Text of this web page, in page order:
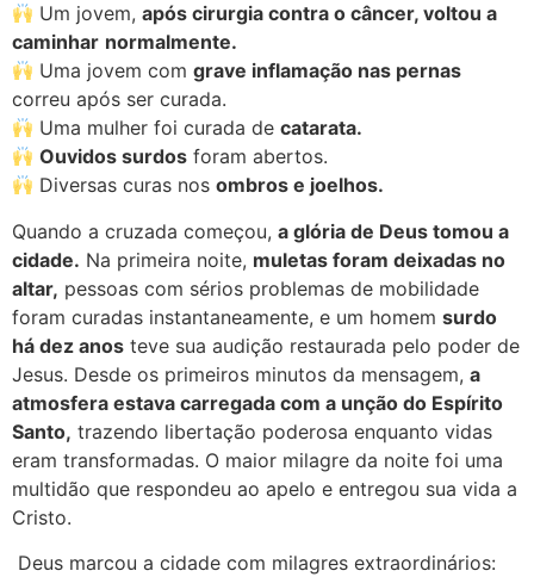
Um jovem,após cirurgia contra o câncer, voltou a
caminhar normalmente.
Uma jovem comgrave inflamação nas pernas
correu após ser curada.
Uma mulher foi curada decatarata.
Ouvidos surdos foram abertos.
Diversas curas nosombros e joelhos.
Quando a cruzada começou, a glória de Deus tomou a
cidade. Na primeira noite, muletas foram deixadas no
altar, pessoas com sérios problemas de mobilidade
foram curadas instantaneamente, e um homem surdo
há dez anos teve sua audição restaurada pelo poder de
Jesus. Desde os primeiros minutos da mensagem, a
atmosfera estava carregada com a unção do Espírito
Santo, trazendo libertação poderosa enquanto vidas
eram transformadas. O maior milagre da noite foi uma
multidão que respondeu ao apelo e entregou sua vida a
Cristo.
Deus marcou a cidade com milagres extraordinários: